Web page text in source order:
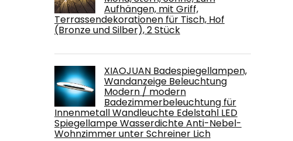
Aufhängen, mit Griff,
Terrassendekorationen für Tisch, Hof
(Bronze und Silber), 2 Stück
XIAOJUAN Badespiegellampen,
Wandanzeige Beleuchtung
Modern / modern
Badezimmerbeleuchtung für
Innenmetall Wandleuchte Edelstahl LED
Spiegellampe Wasserdichte Anti-Nebel-
Wohnzimmer unter Schreiner Lich